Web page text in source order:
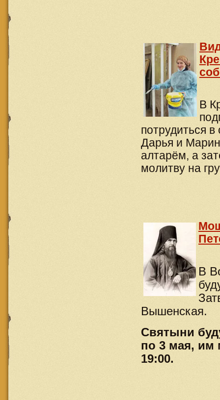
В
потрудиться
Дарья и
алтарём, а
молитву на
В
Вышенская.
Святыни
по 3 мая, им
19:00.